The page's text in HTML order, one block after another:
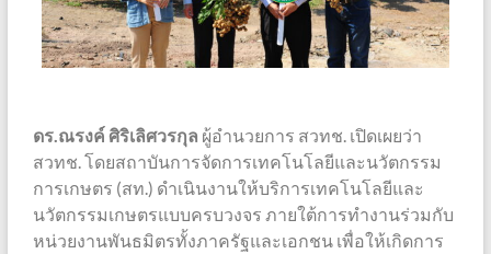
ดร.ณรงค์ ศิริเลิศวรกุล ผู้อำนวยการ สวทช. เปิดเผยว่า
สวทช. โดยสถาบันการจัดการเทคโนโลยีและนวัตกรรม
การเกษตร (สท.) ดำเนินงานให้บริการเทคโนโลยีและ
นวัตกรรมเกษตรแบบครบวงจร ภายใต้การทำงานร่วมกับ
หน่วยงานพันธมิตรทั้งภาครัฐและเอกชน เพื่อให้เกิดการ